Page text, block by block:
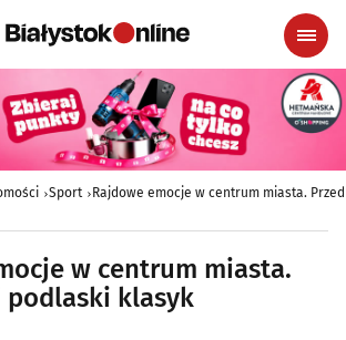
Sport Rajdowe emocje w centrum miasta.
w centrum miasta.
podlaski klasyk